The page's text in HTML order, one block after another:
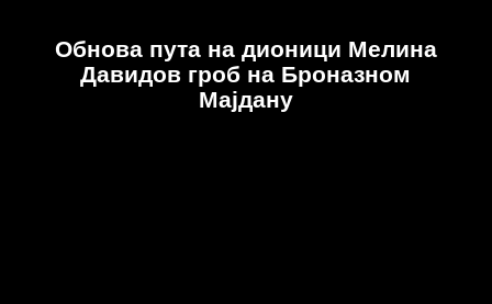
Обнова пута на дионици Мелина
Давидов гроб на Броназном
Мајдану